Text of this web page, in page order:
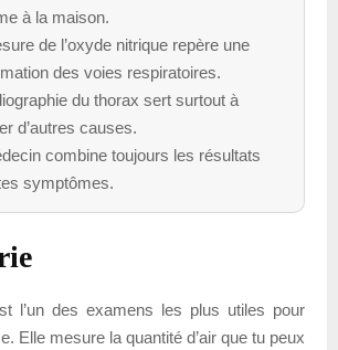
à la maison.
de l’oxyde nitrique repère une
des voies respiratoires.
du thorax sert surtout à
d’autres causes.
combine toujours les résultats
symptômes.
l’un des examens les plus utiles pour
Elle mesure la quantité d’air que tu peux